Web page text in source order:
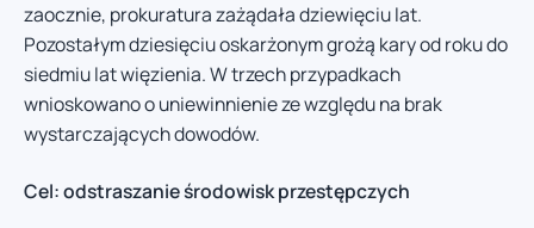
zaocznie, prokuratura zażądała dziewięciu lat.
Pozostałym dziesięciu oskarżonym grożą kary od roku do
siedmiu lat więzienia. W trzech przypadkach
wnioskowano o uniewinnienie ze względu na brak
wystarczających dowodów.
Cel: odstraszanie środowisk przestępczych